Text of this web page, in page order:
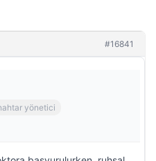
#16841
yönetici